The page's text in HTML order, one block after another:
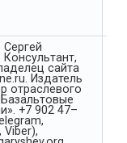
Консультант,
сайта
Издатель
отраслевого
+7 902 47–
Viber),